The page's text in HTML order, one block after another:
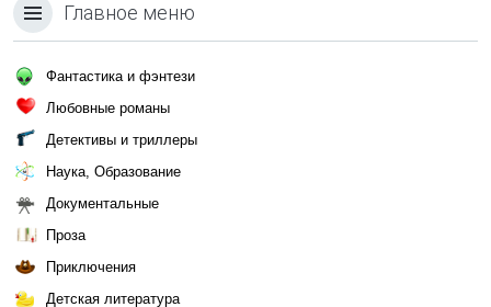
Главное меню
Фантастика и фэнтези
Любовные романы
Детективы и триллеры
Наука, Образование
Документальные
Проза
Приключения
Детская литература